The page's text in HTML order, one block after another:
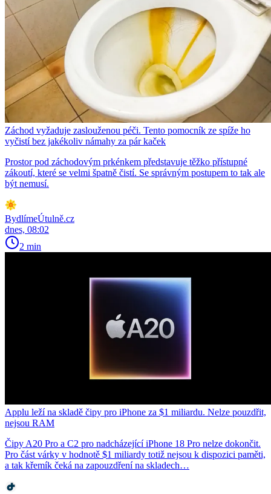
Záchod vyžaduje zaslouženou péči. Tento pomocník ze spíže ho
vyčistí bez jakékoliv námahy za pár kaček
Prostor pod záchodovým prkénkem představuje těžko přístupné
zákoutí, které se velmi špatně čistí. Se správným postupem to tak ale
být nemusí.
BydlímeÚtulně.cz
dnes, 08:02
2 min
Applu leží na skladě čipy pro iPhone za $1 miliardu. Nelze pouzdřit,
nejsou RAM
Čipy A20 Pro a C2 pro nadcházející iPhone 18 Pro nelze dokončit.
Pro část várky v hodnotě $1 miliardy totiž nejsou k dispozici paměti,
a tak křemík čeká na zapouzdření na skladech…